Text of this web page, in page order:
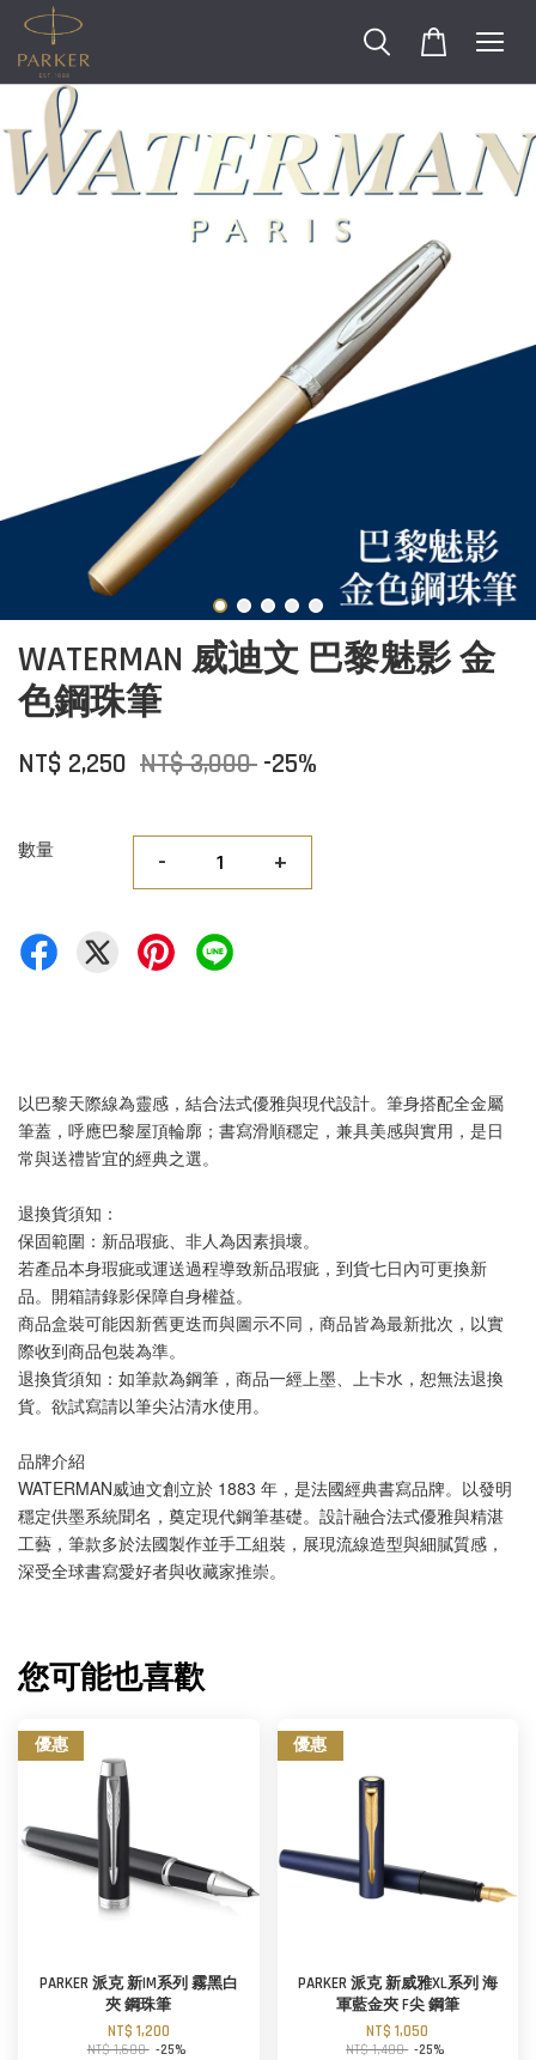
WATERMAN 威迪文 巴黎魅影 金
色鋼珠筆
NT$ 2,250 NT$ 3,000 -25%
數量 - +
以巴黎天際線為靈感，結合法式優雅與現代設計。筆身搭配全金屬
筆蓋，呼應巴黎屋頂輪廓；書寫滑順穩定，兼具美感與實用，是日
常與送禮皆宜的經典之選。
退換貨須知：
保固範圍：新品瑕疵、非人為因素損壞。
若產品本身瑕疵或運送過程導致新品瑕疵，到貨七日內可更換新
品。開箱請錄影保障自身權益。
商品盒裝可能因新舊更迭而與圖示不同，商品皆為最新批次，以實
際收到商品包裝為準。
退換貨須知：如筆款為鋼筆，商品一經上墨、上卡水，恕無法退換
貨。欲試寫請以筆尖沾清水使用。
品牌介紹
WATERMAN威迪文創立於 1883 年，是法國經典書寫品牌。以發明
穩定供墨系統聞名，奠定現代鋼筆基礎。設計融合法式優雅與精湛
工藝，筆款多於法國製作並手工組裝，展現流線造型與細膩質感，
深受全球書寫愛好者與收藏家推崇。
您可能也喜歡
優惠
PARKER 派克 新IM系列 霧黑白
夾 鋼珠筆
NT$ 1,200
NT$ 1,600 -25%
優惠
PARKER 派克 新威雅XL系列 海
軍藍金夾 F尖 鋼筆
NT$ 1,050
NT$ 1,400 -25%